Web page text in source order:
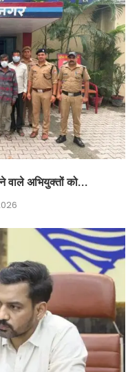
वाले अभियुक्तों को...